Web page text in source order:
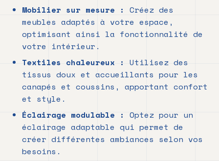
Mobilier sur mesure : Créez des
meubles adaptés à votre espace,
optimisant ainsi la fonctionnalité de
votre intérieur.
Textiles chaleureux : Utilisez des
tissus doux et accueillants pour les
canapés et coussins, apportant confort
et style.
Éclairage modulable : Optez pour un
éclairage adaptable qui permet de
créer différentes ambiances selon vos
besoins.